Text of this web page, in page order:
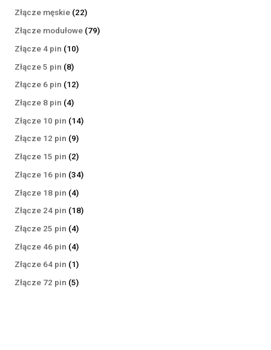
Złącze męskie 2222
produkty
Złącze modułowe 7979
Złącze 4 pin 1010
Złącze 5 pin 88
produktów
Złącze 6 pin 1212
Złącze 8 pin 44
produkty
Złącze 10 pin 1414
Złącze 12 pin 99
produktów
Złącze 15 pin 22
produkty
Złącze 16 pin 3434
Złącze 18 pin 44
produkty
Złącze 24 pin 1818
Złącze 25 pin 44
produkty
Złącze 46 pin 44
produkty
Złącze 64 pin 11
produkt
Złącze 72 pin 55